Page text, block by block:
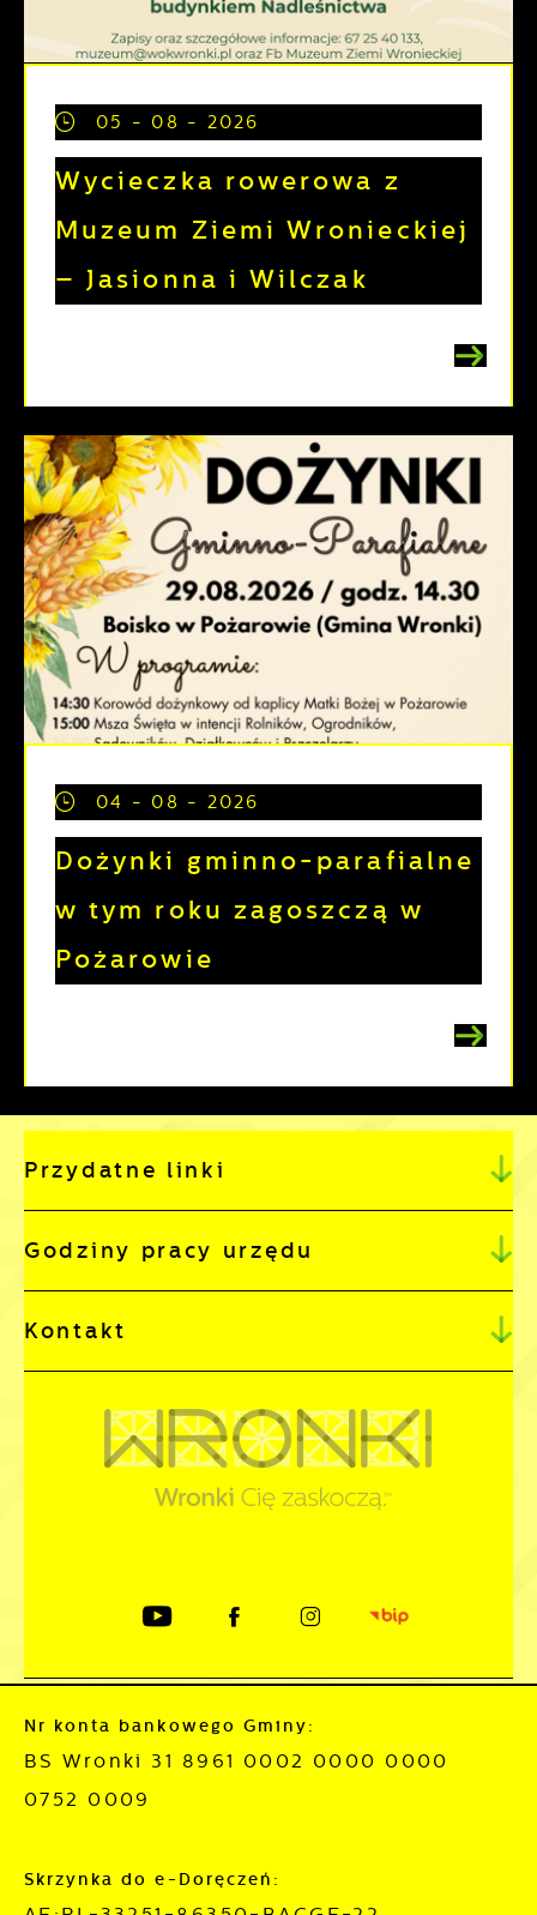
05 - 08 - 2026
Wycieczka rowerowa z
Muzeum Ziemi Wronieckiej
– Jasionna i Wilczak
04 - 08 - 2026
Dożynki gminno-parafialne
w tym roku zagoszczą w
Pożarowie
Przydatne linki
Godziny pracy urzędu
Kontakt
Nr konta bankowego Gminy:
BS Wronki 31 8961 0002 0000 0000
0752 0009
Skrzynka do e-Doręczeń: